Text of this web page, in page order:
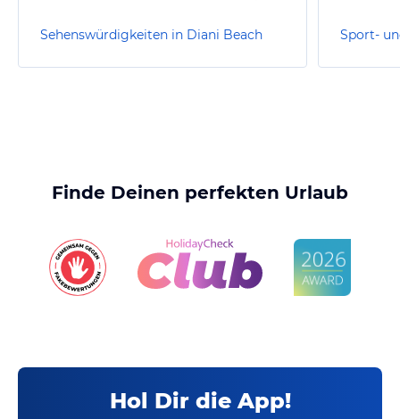
Sehenswürdigkeiten in Diani Beach
Finde Deinen perfekten Urlaub
Hol Dir die App!